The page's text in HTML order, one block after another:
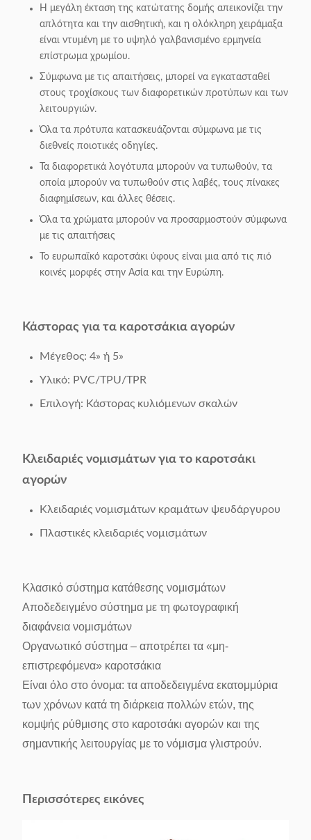
Η μεγάλη έκταση της κατώτατης δομής απεικονίζει την
απλότητα και την αισθητική, και η ολόκληρη χειράμαξα
είναι ντυμένη με το υψηλό γαλβανισμένο ερμηνεία
επίστρωμα χρωμίου.
Σύμφωνα με τις απαιτήσεις, μπορεί να εγκατασταθεί
στους τροχίσκους των διαφορετικών προτύπων και των
λειτουργιών.
Όλα τα πρότυπα κατασκευάζονται σύμφωνα με τις
διεθνείς ποιοτικές οδηγίες.
Τα διαφορετικά λογότυπα μπορούν να τυπωθούν, τα
οποία μπορούν να τυπωθούν στις λαβές, τους πίνακες
διαφημίσεων, και άλλες θέσεις.
Όλα τα χρώματα μπορούν να προσαρμοστούν σύμφωνα
με τις απαιτήσεις
Το ευρωπαϊκό καροτσάκι ύφους είναι μια από τις πιό
κοινές μορφές στην Ασία και την Ευρώπη.
Κάστορας για τα καροτσάκια αγορών
Μέγεθος: 4» ή 5»
Υλικό: PVC/TPU/TPR
Επιλογή: Κάστορας κυλιόμενων σκαλών
Κλειδαριές νομισμάτων για το καροτσάκι
αγορών
Κλειδαριές νομισμάτων κραμάτων ψευδάργυρου
Πλαστικές κλειδαριές νομισμάτων
Κλασικό σύστημα κατάθεσης νομισμάτων
Αποδεδειγμένο σύστημα με τη φωτογραφική
διαφάνεια νομισμάτων
Οργανωτικό σύστημα – αποτρέπει τα «μη-
επιστρεφόμενα» καροτσάκια
Είναι όλο στο όνομα: τα αποδεδειγμένα εκατομμύρια
των χρόνων κατά τη διάρκεια πολλών ετών, της
κομψής ρύθμισης στο καροτσάκι αγορών και της
σημαντικής λειτουργίας με το νόμισμα γλιστρούν.
Περισσότερες εικόνες